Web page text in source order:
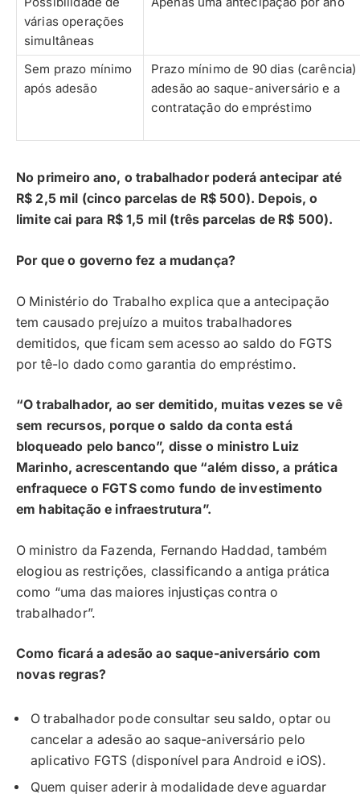
várias operações
simultâneas
Sem prazo mínimo
após adesão
Prazo mínimo de 90 dias (carência)
adesão ao saque-aniversário e a
contratação do empréstimo
No primeiro ano, o trabalhador poderá antecipar até
R$ 2,5 mil (cinco parcelas de R$ 500). Depois, o
limite cai para R$ 1,5 mil (três parcelas de R$ 500).
Por que o governo fez a mudança?
O Ministério do Trabalho explica que a antecipação
tem causado prejuízo a muitos trabalhadores
demitidos, que ficam sem acesso ao saldo do FGTS
por tê-lo dado como garantia do empréstimo.
“O trabalhador, ao ser demitido, muitas vezes se vê
sem recursos, porque o saldo da conta está
bloqueado pelo banco”, disse o ministro Luiz
Marinho, acrescentando que “além disso, a prática
enfraquece o FGTS como fundo de investimento
em habitação e infraestrutura”.
O ministro da Fazenda, Fernando Haddad, também
elogiou as restrições, classificando a antiga prática
como “uma das maiores injustiças contra o
trabalhador”.
Como ficará a adesão ao saque-aniversário com
novas regras?
O trabalhador pode consultar seu saldo, optar ou
cancelar a adesão ao saque-aniversário pelo
aplicativo FGTS (disponível para Android e iOS).
Quem quiser aderir à modalidade deve aguardar